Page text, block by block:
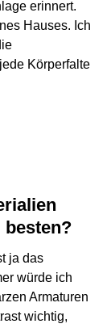
erinnert.
Hauses. Ich
Körperfalte
besten?
ja das
würde ich
Armaturen
wichtig,